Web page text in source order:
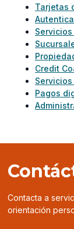
Tarjetas
Credit
Pagos
Contacta a
orientación